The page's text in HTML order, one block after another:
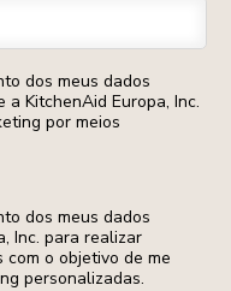
dos meus dados
KitchenAid Europa, Inc.
por meios
dos meus dados
Inc. para realizar
o objetivo de me
personalizadas.